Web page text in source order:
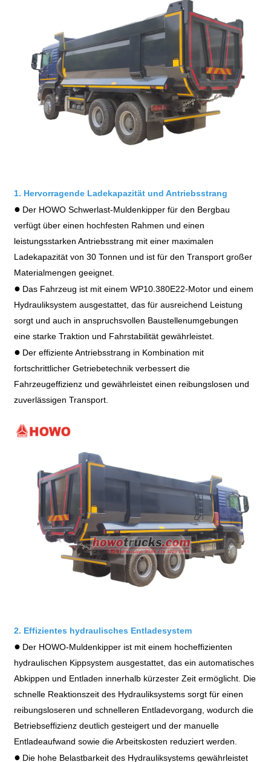
1. Hervorragende Ladekapazität und Antriebsstrang
● Der HOWO Schwerlast-Muldenkipper für den Bergbau
verfügt über einen hochfesten Rahmen und einen
leistungsstarken Antriebsstrang mit einer maximalen
Ladekapazität von 30 Tonnen und ist für den Transport großer
Materialmengen geeignet.
● Das Fahrzeug ist mit einem WP10.380E22-Motor und einem
Hydrauliksystem ausgestattet, das für ausreichend Leistung
sorgt und auch in anspruchsvollen Baustellenumgebungen
eine starke Traktion und Fahrstabilität gewährleistet.
● Der effiziente Antriebsstrang in Kombination mit
fortschrittlicher Getriebetechnik verbessert die
Fahrzeugeffizienz und gewährleistet einen reibungslosen und
zuverlässigen Transport.
2. Effizientes hydraulisches Entladesystem
● Der HOWO-Muldenkipper ist mit einem hocheffizienten
hydraulischen Kippsystem ausgestattet, das ein automatisches
Abkippen und Entladen innerhalb kürzester Zeit ermöglicht. Die
schnelle Reaktionszeit des Hydrauliksystems sorgt für einen
reibungsloseren und schnelleren Entladevorgang, wodurch die
Betriebseffizienz deutlich gesteigert und der manuelle
Entladeaufwand sowie die Arbeitskosten reduziert werden.
● Die hohe Belastbarkeit des Hydrauliksystems gewährleistet